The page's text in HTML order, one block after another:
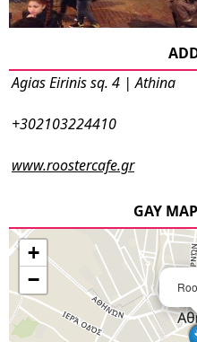
Agias Eirinis sq. 4 | Athina
+302103224410
www.roostercafe.gr
GAY
+
−